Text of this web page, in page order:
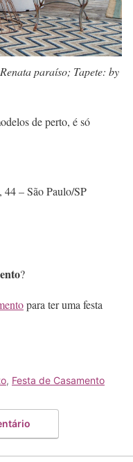
paraíso; Tapete: by
de perto, é só
– São Paulo/SP
?
para ter uma festa
, Festa de Casamento